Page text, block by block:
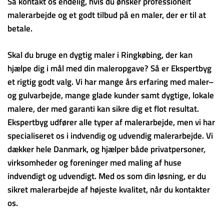
malerarbejde og et godt tilbud på en maler, der er til at
betale.
Skal du bruge en dygtig maler i Ringkøbing, der kan
hjælpe dig i mål med din maleropgave? Så er Ekspertbyg
et rigtig godt valg. Vi har mange års erfaring med maler–
og gulvarbejde, mange glade kunder samt dygtige, lokale
malere, der med garanti kan sikre dig et flot resultat.
Ekspertbyg udfører alle typer af malerarbejde, men vi har
specialiseret os i indvendig og udvendig malerarbejde. Vi
dækker hele Danmark, og hjælper både privatpersoner,
virksomheder og foreninger med maling af huse
indvendigt og udvendigt. Med os som din løsning, er du
sikret malerarbejde af højeste kvalitet, når du kontakter
os.